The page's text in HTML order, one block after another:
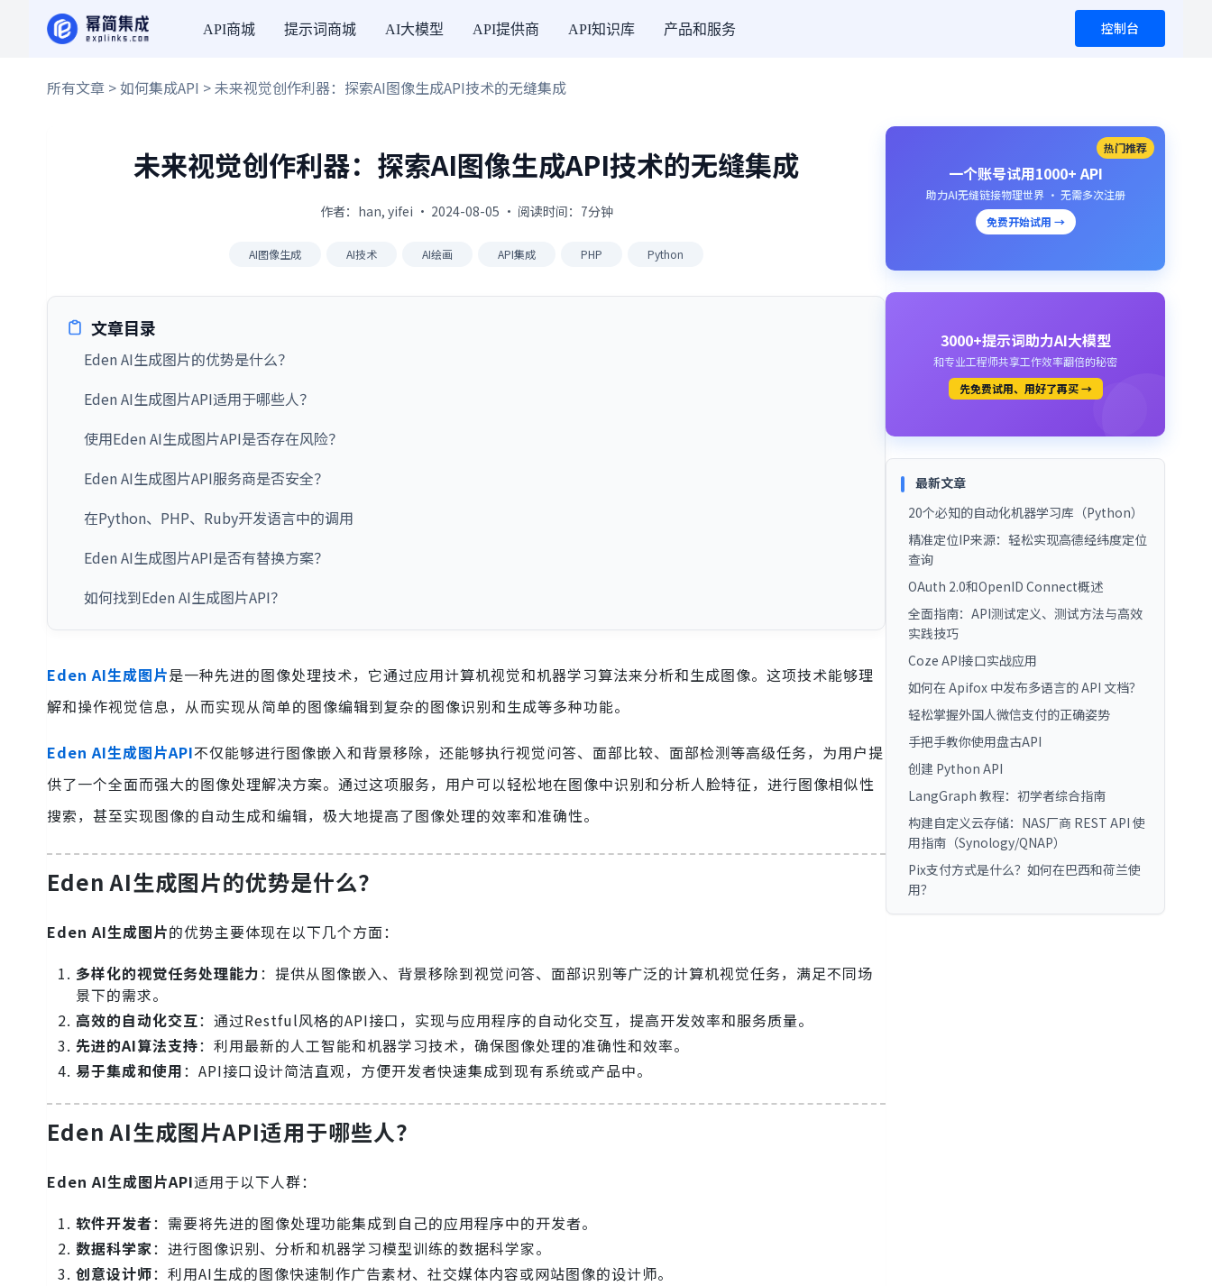
API商城 提示词商城 AI大模型 API提供商 API知识库 产品和服务 控制台
所有文章 >如何集成API > 未来视觉创作利器：探索AI图像生成API技术的无缝集成
未来视觉创作利器：探索AI图像生成API技术的无缝集成
作者：han, yifei · 2024-08-05 · 阅读时间：7分钟
AI图像生成 AI技术 AI绘画 API集成 PHP Python
文章目录
Eden AI生成图片的优势是什么？
Eden AI生成图片API适用于哪些人？
使用Eden AI生成图片API是否存在风险？
Eden AI生成图片API服务商是否安全？
在Python、PHP、Ruby开发语言中的调用
Eden AI生成图片API是否有替换方案？
如何找到Eden AI生成图片API？
Eden AI生成图片是一种先进的图像处理技术，它通过应用计算机视觉和机器学习算法来分析和生成图像。这项技术能够理
解和操作视觉信息，从而实现从简单的图像编辑到复杂的图像识别和生成等多种功能。
Eden AI生成图片API不仅能够进行图像嵌入和背景移除，还能够执行视觉问答、面部比较、面部检测等高级任务，为用户提
供了一个全面而强大的图像处理解决方案。通过这项服务，用户可以轻松地在图像中识别和分析人脸特征，进行图像相似性
搜索，甚至实现图像的自动生成和编辑，极大地提高了图像处理的效率和准确性。
Eden AI生成图片的优势是什么？
Eden AI生成图片的优势主要体现在以下几个方面：
多样化的视觉任务处理能力：提供从图像嵌入、背景移除到视觉问答、面部识别等广泛的计算机视觉任务，满足不同场
景下的需求。
高效的自动化交互：通过Restful风格的API接口，实现与应用程序的自动化交互，提高开发效率和服务质量。
先进的AI算法支持：利用最新的人工智能和机器学习技术，确保图像处理的准确性和效率。
易于集成和使用：API接口设计简洁直观，方便开发者快速集成到现有系统或产品中。
Eden AI生成图片API适用于哪些人？
Eden AI生成图片API适用于以下人群：
软件开发者：需要将先进的图像处理功能集成到自己的应用程序中的开发者。
数据科学家：进行图像识别、分析和机器学习模型训练的数据科学家。
创意设计师：利用AI生成的图像快速制作广告素材、社交媒体内容或网站图像的设计师。
热门推荐
一个账号试用1000+ API
助力AI无缝链接物理世界 · 无需多次注册
免费开始试用 →
3000+提示词助力AI大模型
和专业工程师共享工作效率翻倍的秘密
先免费试用、用好了再买 →
最新文章
20个必知的自动化机器学习库（Python）
精准定位IP来源：轻松实现高德经纬度定位
查询
OAuth 2.0和OpenID Connect概述
全面指南：API测试定义、测试方法与高效
实践技巧
Coze API接口实战应用
如何在 Apifox 中发布多语言的 API 文档？
轻松掌握外国人微信支付的正确姿势
手把手教你使用盘古API
创建 Python API
LangGraph 教程：初学者综合指南
构建自定义云存储：NAS厂商 REST API 使
用指南（Synology/QNAP）
Pix支付方式是什么？如何在巴西和荷兰使
用？